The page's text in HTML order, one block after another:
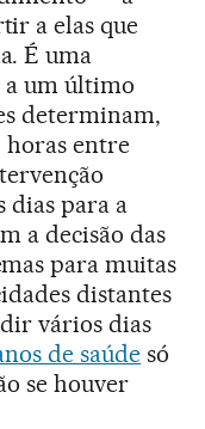
a elas que
É uma
a um último
determinam,
horas entre
dias para a
a decisão das
para muitas
distantes
vários dias
de saúde só
se houver